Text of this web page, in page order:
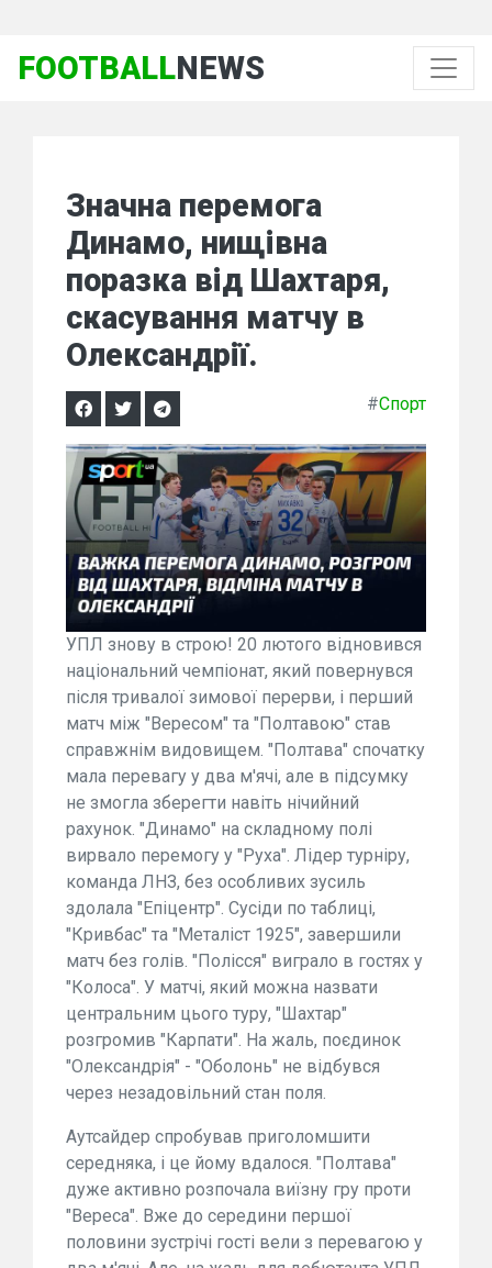
FOOTBALLNEWS
Значна перемога
Динамо, нищівна
поразка від Шахтаря,
скасування матчу в
Олександрії.
#Спорт
УПЛ знову в строю! 20 лютого відновився
національний чемпіонат, який повернувся
після тривалої зимової перерви, і перший
матч між "Вересом" та "Полтавою" став
справжнім видовищем. "Полтава" спочатку
мала перевагу у два м'ячі, але в підсумку
не змогла зберегти навіть нічийний
рахунок. "Динамо" на складному полі
вирвало перемогу у "Руха". Лідер турніру,
команда ЛНЗ, без особливих зусиль
здолала "Епіцентр". Сусіди по таблиці,
"Кривбас" та "Металіст 1925", завершили
матч без голів. "Полісся" виграло в гостях у
"Колоса". У матчі, який можна назвати
центральним цього туру, "Шахтар"
розгромив "Карпати". На жаль, поєдинок
"Олександрія" - "Оболонь" не відбувся
через незадовільний стан поля.
Аутсайдер спробував приголомшити
середняка, і це йому вдалося. "Полтава"
дуже активно розпочала виїзну гру проти
"Вереса". Вже до середини першої
половини зустрічі гості вели з перевагою у